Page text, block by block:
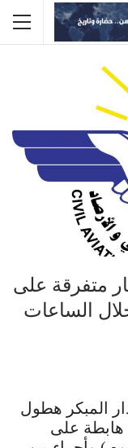
متفرقة على
خلال الساعات
المبكر هطول
هابطة على